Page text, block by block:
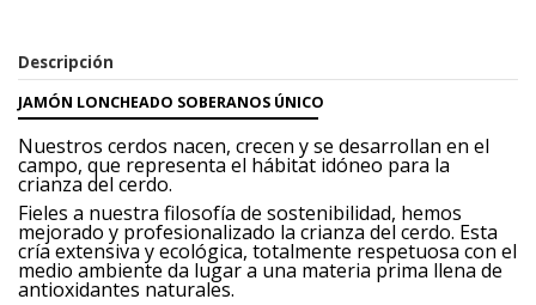
Descripción
JAMÓN LONCHEADO SOBERANOS ÚNICO
Nuestros cerdos nacen, crecen y se desarrollan en el
campo, que representa el hábitat idóneo para la
crianza del cerdo.
Fieles a nuestra filosofía de sostenibilidad, hemos
mejorado y profesionalizado la crianza del cerdo. Esta
cría extensiva y ecológica, totalmente respetuosa con el
medio ambiente da lugara una materia prima llena de
antioxidantes naturales.